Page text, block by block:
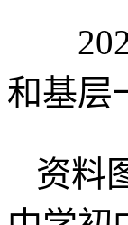
2026
和基层
资料